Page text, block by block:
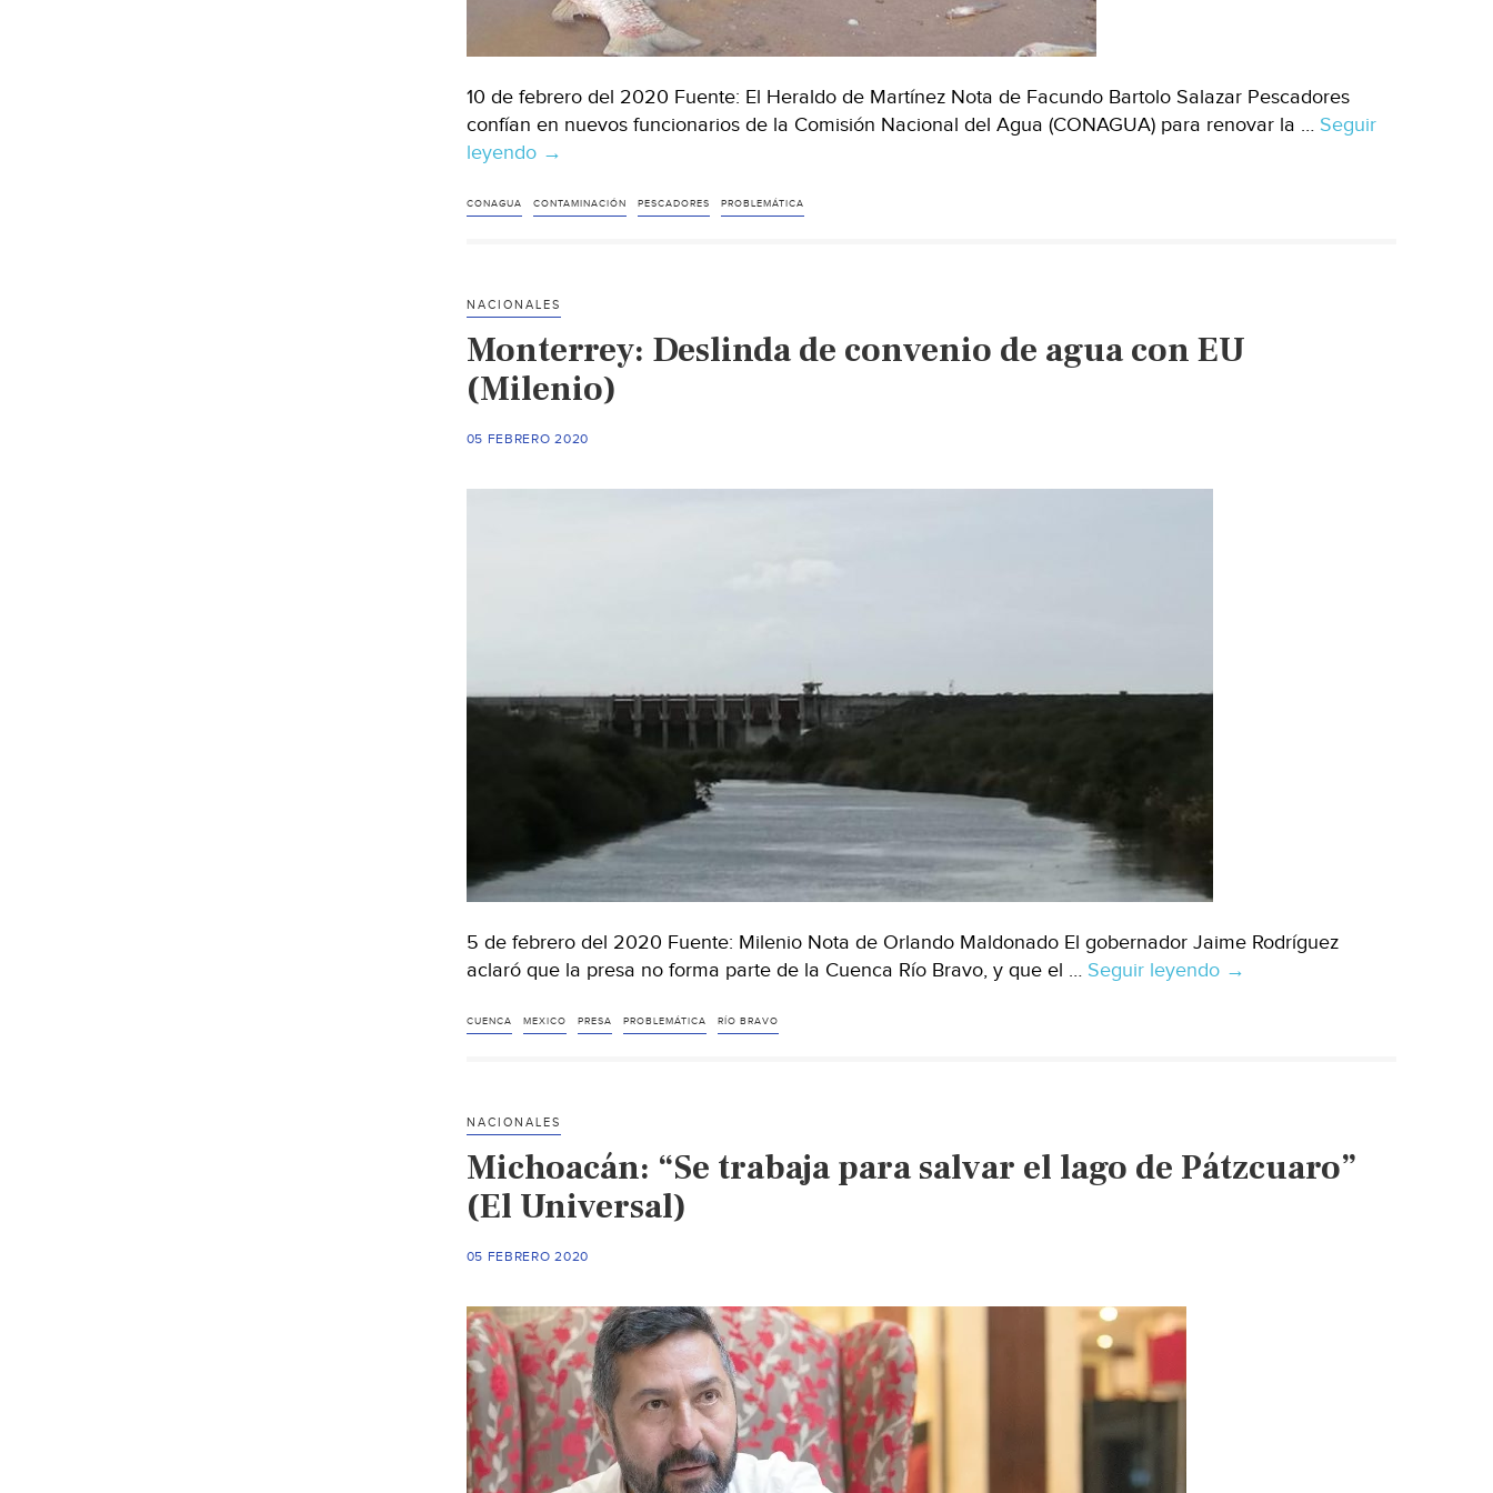
10 de febrero del 2020 Fuente: El Heraldo de Martínez Nota de Facundo Bartolo Salazar Pescadores
confían en nuevos funcionarios de la Comisión Nacional del Agua (CONAGUA) para renovar la … Seguir
leyendo Veracruz:
confían
Heraldo
de
Martínez)
→
CONAGUA CONTAMINACIÓN PESCADORES PROBLEMÁTICA
NACIONALES
Monterrey: Deslinda de convenio de agua con EU
(Milenio)
05 FEBRERO 2020
5 de febrero del 2020 Fuente: Milenio Nota de Orlando Maldonado El gobernador Jaime Rodríguez
aclaró que la presa no forma parte de la Cuenca Río Bravo, y que el … Seguir leyendo Monterrey:
EU
→
CUENCA MEXICO PRESA PROBLEMÁTICA RÍO BRAVO
NACIONALES
Michoacán: “Se trabaja para salvar el lago de Pátzcuaro”
(El Universal)
05 FEBRERO 2020